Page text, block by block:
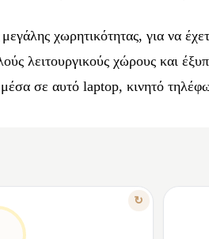
μεγάλης χωρητικότητας, για να
λειτουργικούς χώρους και
σε αυτό laptop, κινητό
↻